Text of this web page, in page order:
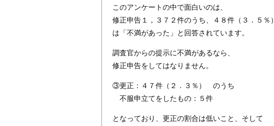
このアンケートの中で面白いのは、
修正申告１，３７２件のうち、４８件（３．５％）
は「不満があった」と回答されています。
調査官からの提示に不満があるなら、
修正申告をしてはなりません。
③更正：４７件（２．３％） のうち
不服申立てをしたもの：５件
となっており、更正の割合は低いこと、そして